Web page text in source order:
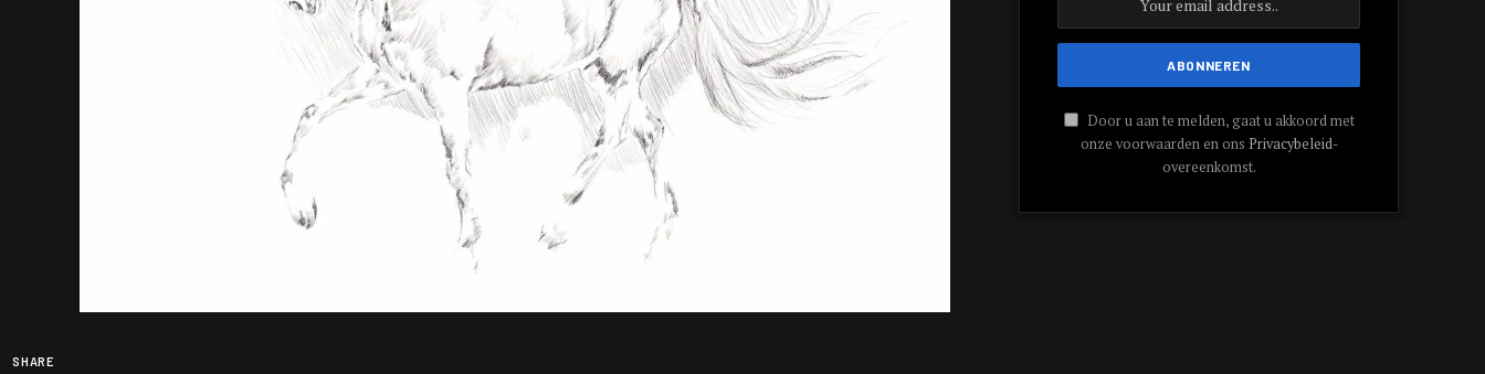
SHARE
Door u aan te melden, gaat u akkoord met
onze voorwaarden en ons Privacybeleid-
overeenkomst.